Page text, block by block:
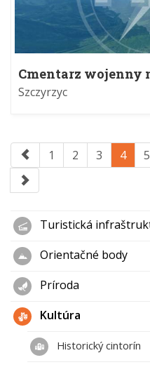
Cmentarz wojenny
Szczyrzyc
1 2 3 4 5
Turistická
Orientačné body
Príroda
Kultúra
Historický cintorín